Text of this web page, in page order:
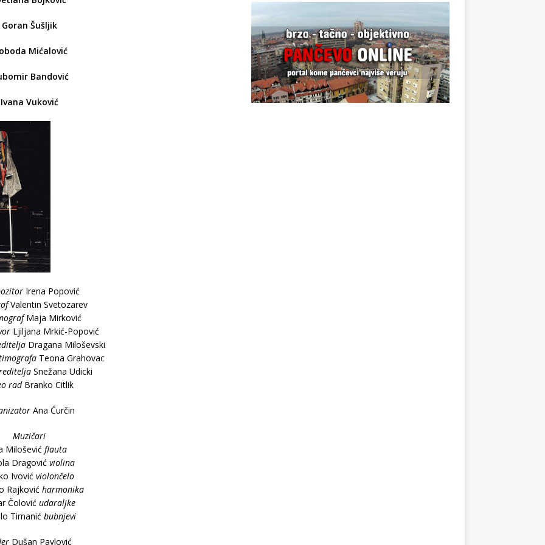
Goran Šušljik
Mićalović
Bandović
Ivana Vuković
Irena Popović
Valentin Svetozarev
Maja Mirković
Ljiljana Mrkić-Popović
Dragana Miloševski
Teona Grahovac
Snežana Udicki
radBranko Citlik
Ana Ćurčin
Muzičari
Miloševićflauta
Dragović violina
Ivović violončelo
Rajković harmonika
Čolović udaraljke
Tirnanićbubnjevi
Dušan Pavlović